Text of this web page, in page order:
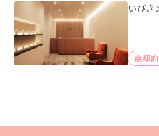
いびき
京都府